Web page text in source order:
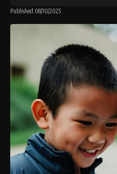
Published 08/10/2025